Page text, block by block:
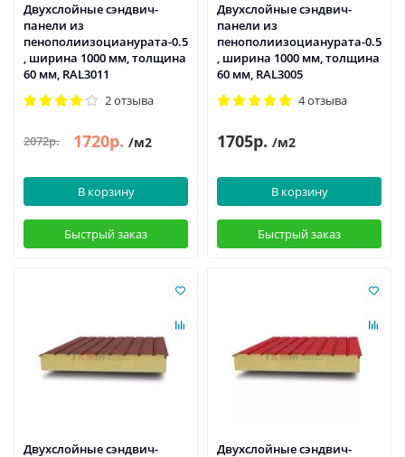
Двухслойные сэндвич-
панели из
пенополиизоцианурата-0.5
, ширина 1000 мм, толщина
60 мм, RAL3011
2 отзыва
2072р. 1720р. /м2
В корзину
Быстрый заказ
Двухслойные сэндвич-
панели из
пенополиизоцианурата-0.5
, ширина 1000 мм, толщина
60 мм, RAL3005
4 отзыва
1705р. /м2
В корзину
Быстрый заказ
Двухслойные сэндвич-
Двухслойные сэндвич-